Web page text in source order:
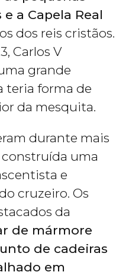
a Capela Real
dos reis cristãos.
Carlos V
grande
teria forma de
da mesquita.
durante mais
uma
e
cruzeiro. Os
da
de mármore
de cadeiras
em